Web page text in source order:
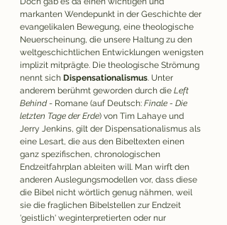
markanten Wendepunkt in der Geschichte der
evangelikalen Bewegung, eine theologische
Neuerscheinung, die unsere Haltung zu den
weltgeschichtlichen Entwicklungen wenigsten
implizit mitprägte. Die theologische Strömung
nennt sich Dispensationalismus. Unter
anderem berühmt geworden durch die Left
Behind - Romane (auf Deutsch: Finale - Die
letzten Tage der Erde) von Tim Lahaye und
Jerry Jenkins, gilt der Dispensationalismus als
eine Lesart, die aus den Bibeltexten einen
ganz spezifischen, chronologischen
Endzeitfahrplan ableiten will. Man wirft den
anderen Auslegungsmodellen vor, dass diese
die Bibel nicht wörtlich genug nähmen, weil
sie die fraglichen Bibelstellen zur Endzeit
'geistlich' weginterpretierten oder nur